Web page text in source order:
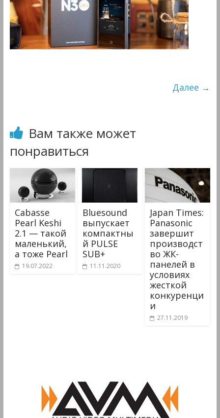
&
Мультимедиа
Далее →
Вам также может
понравиться
Cabasse
Pearl Keshi
2.1 — такой
маленький,
а тоже Pearl
19.07.2022
Bluesound
выпускает
компактны
й PULSE
SUB+
11.11.2020
Japan Times:
Panasonic
завершит
производст
во ЖК-
панелей в
условиях
жесткой
конкуренци
и
27.11.2019